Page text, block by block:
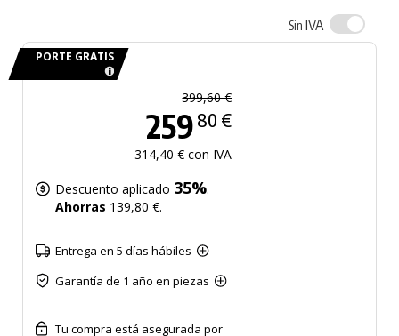
Sin IVA
PORTE GRATIS
399,60 €
259 80 €
314,40 € con IVA
Descuento aplicado 35%.
Ahorras 139,80 €.
Entrega en 5 días hábiles
Garantía de 1 año en piezas
Tu compra está asegurada por